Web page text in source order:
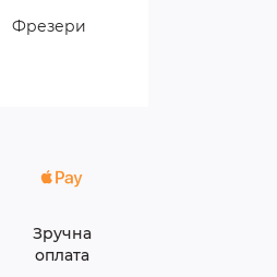
Фрезери
Зручна
оплата